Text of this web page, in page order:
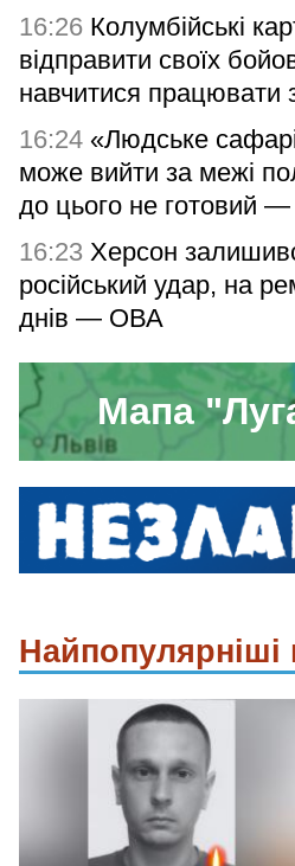
16:26 Колумбійські
відправити своїх
навчитися
16:24 «Людське
може вийти за межі
до цього не готовий
16:23 Херсон
російський удар, на
днів — ОВА
Мапа